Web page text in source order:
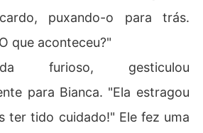
puxando-o para trás.
que aconteceu?"
furioso, gesticulou
para Bianca. "Ela estragou
ter tido cuidado!" Ele fez uma